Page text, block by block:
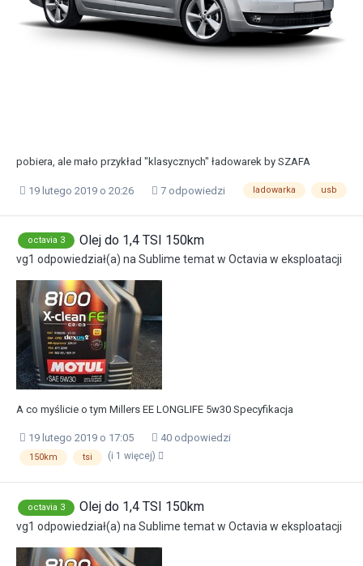
pobiera, ale mało przykład "klasycznych" ładowarek by SZAFA
19 lutego 2019 o 20:26 7 odpowiedzi ladowarka usb
octavia 3 Olej do 1,4 TSI 150km
vg1 odpowiedział(a) naSublime temat w Octavia w eksploatacji
A co myślicie o tym Millers EE LONGLIFE 5w30 Specyfikacja
19 lutego 2019 o 17:05 40 odpowiedzi
150km tsi (i 1 więcej)
octavia 3 Olej do 1,4 TSI 150km
vg1 odpowiedział(a) na Sublime temat w Octavia w eksploatacji